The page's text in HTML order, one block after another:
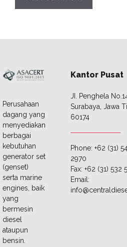
Perusahaan
dagang yang
menyediakan
berbagai
kebutuhan
generator set
(genset)
serta marine
engines, baik
yang
bermesin
diesel
ataupun
bensin.
Kantor Pusat
JI. Penghela
Surabaya, Jawa
60174
Phone: +62 (31)
2970
Fax: +62 (31) 532
Email: